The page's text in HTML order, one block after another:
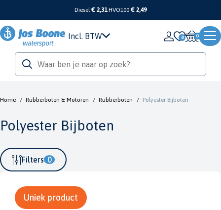
Diesel€ 2,31 HVO100 € 2,49
Incl. BTW 0
Home / Rubberboten & Motoren / Rubberboten / Polyester Bijboten
Polyester Bijboten
Filters 0
Uniek product